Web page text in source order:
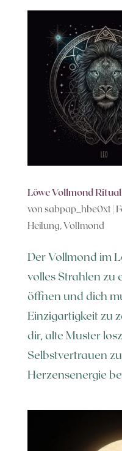
Löwe Vollmond
von sabpap_hbe0xt |
Heilung,Vollmond
Der Vollmond im
volles Strahlen zu
öffnen und dich
Einzigartigkeit zu
dir, alte Muster
Selbstvertrauen
Herzensenergie